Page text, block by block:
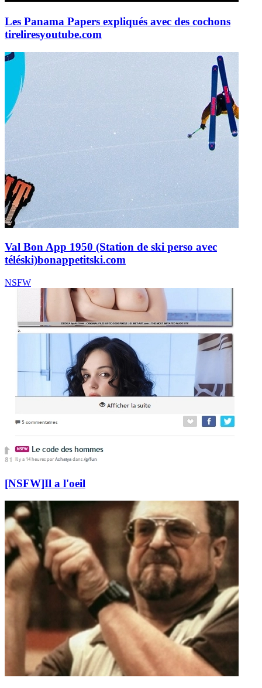
Les Panama Papers expliqués avec des cochons
tireliresyoutube.com
Val Bon App 1950 (Station de ski perso avec
téléski)bonappetitski.com
NSFW
[NSFW]Il a l'oeil